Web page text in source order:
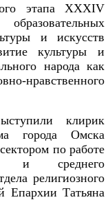
этапа XXXIV
и искусств
культуры и
народа как
нравственного
клирик
города Омска
по работе
и среднего
религиозного
Епархии Татьяна